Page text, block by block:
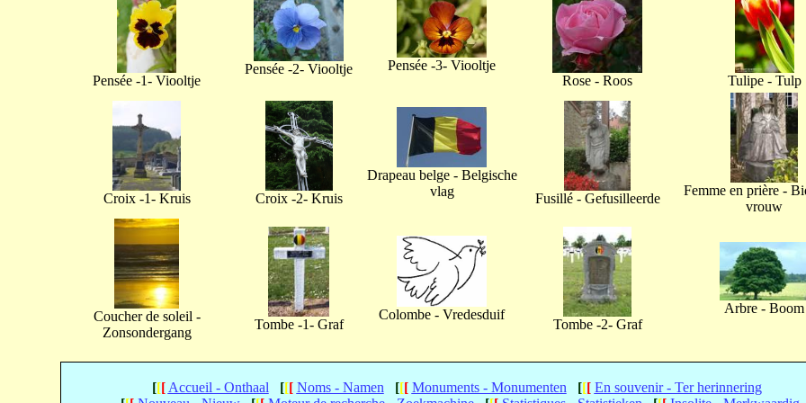
Pensée -1- Viooltje
Pensée -2- Viooltje
Pensée -3- Viooltje
Rose - Roos
Tulipe - Tulp
Croix -1- Kruis Croix -2- Kruis
Drapeau belge - Belgische
vlag
Fusillé - Gefusilleerde
Femme en prière -
vrouw
Coucher de soleil -
Zonsondergang
Tombe -1- Graf
Colombe - Vredesduif
Tombe -2- Graf
Arbre - Boom
[[[ Accueil - Onthaal [[[ Noms - Namen [[[ Monuments - Monumenten [[[ En souvenir - Ter herinnering